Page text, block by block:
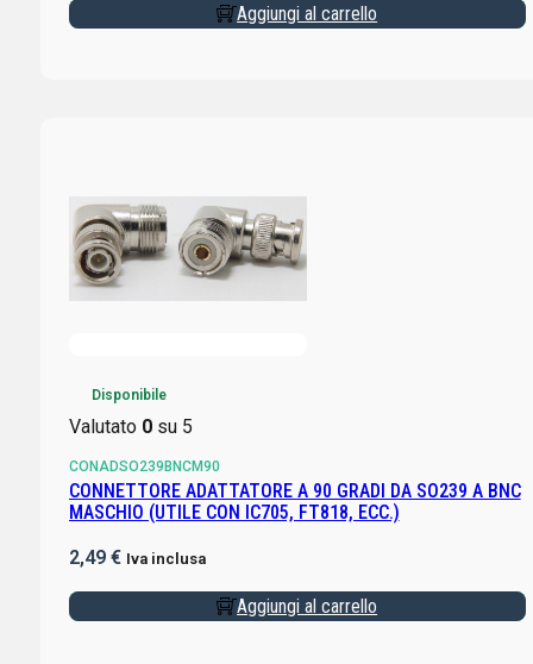
Aggiungi al carrello
Disponibile
Valutato 0su 5
CONADSO239BNCM90
CONNETTORE ADATTATORE A 90 GRADI DA SO239 A BNC
MASCHIO (UTILE CON IC705, FT818, ECC.)
2,49 € Iva inclusa
Aggiungi al carrello